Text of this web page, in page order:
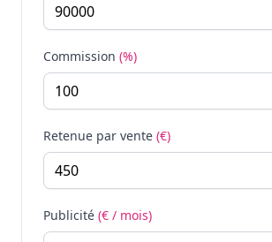
Commission (%)
Retenue par vente (€)
Publicité (€ / mois)